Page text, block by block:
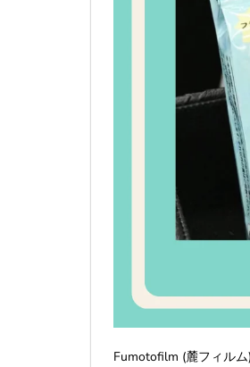
Fumotofilm (麓フィル